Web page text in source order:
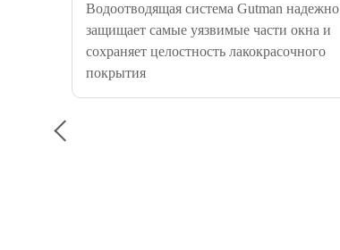
Водоотводящая система Gutman надежно
защищает самые уязвимые части окна и
сохраняет целостность лакокрасочного
покрытия